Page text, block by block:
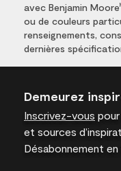
avec Benjamin Moore
ou de couleurs
renseignements,
dernières
Demeurez
Inscrivez-vous
et sources
Désabonnement